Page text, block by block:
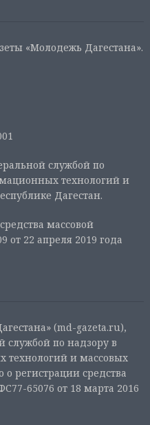
«Молодежь Дагестана».
службой по
технологий и
Дагестан.
массовой
22 апреля 2019 года
(md-gazeta.ru),
службой по надзору в
технологий и массовых
регистрации средства
65076 от 18 марта 2016